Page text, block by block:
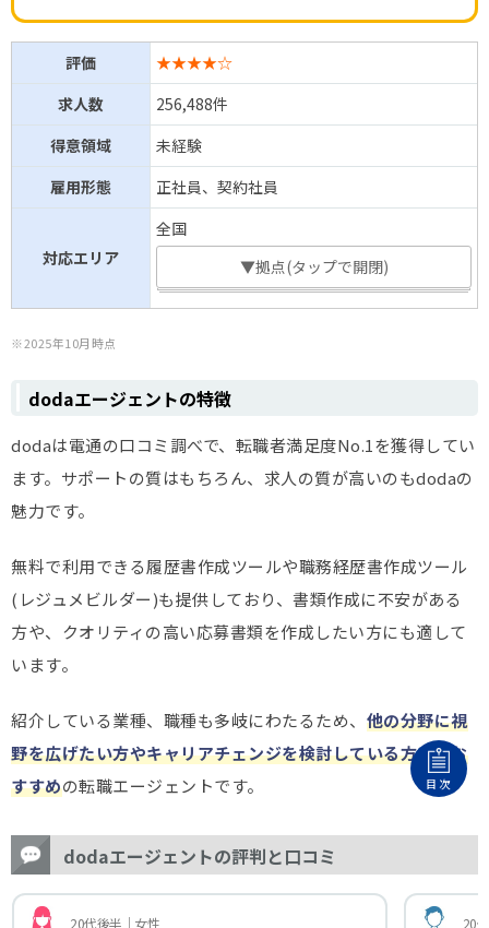
評価
★★★★☆
求人数
256,488件
得意領域
未経験
雇用形態
正社員、契約社員
対応エリア
全国
▼拠点(タップで開閉)
※2025年10月時点
dodaエージェントの特徴
dodaは電通の口コミ調べで、転職者満足度No.1を獲得してい
ます。サポートの質はもちろん、求人の質が高いのもdodaの
魅力です。
無料で利用できる履歴書作成ツールや職務経歴書作成ツール
(レジュメビルダー)も提供しており、書類作成に不安がある
方や、クオリティの高い応募書類を作成したい方にも適して
います。
紹介している業種、職種も多岐にわたるため、 他の分野に視
野を広げたい方やキャリアチェンジを検討している方にもお
すすめの転職エージェントです。
dodaエージェントの評判と口コミ
20代後半｜女性 20
目次